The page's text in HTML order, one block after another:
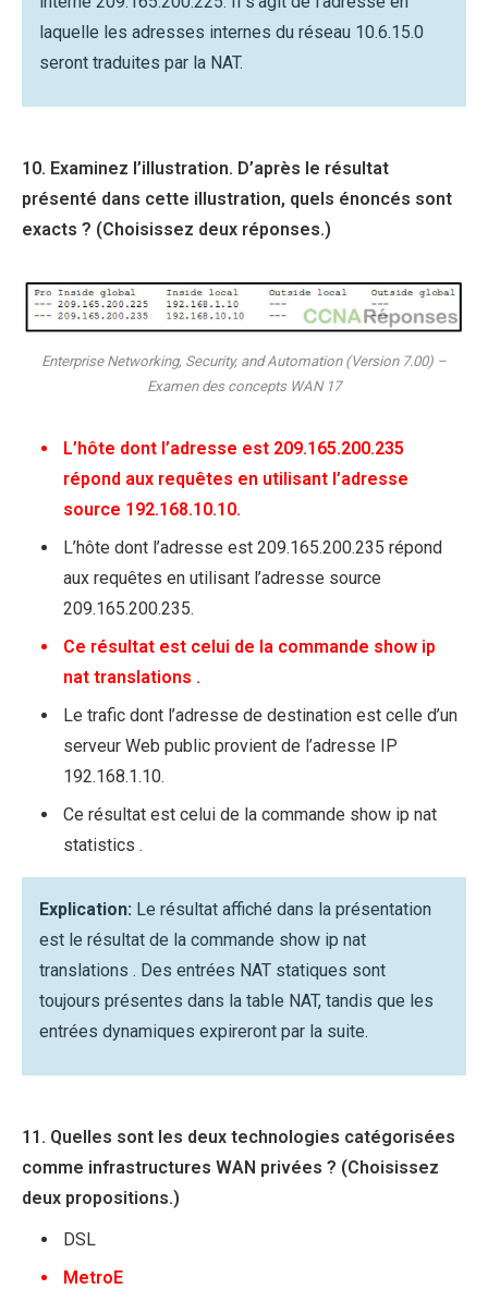
laquelle les adresses internes du réseau 10.6.15.0
seront traduites par la NAT.
10. Examinez l’illustration. D’après le résultat
présenté dans cette illustration, quels énoncés sont
exacts ? (Choisissez deux réponses.)
Enterprise Networking, Security, and Automation (Version 7.00) –
Examen des concepts WAN 17
L’hôte dont l’adresse est 209.165.200.235
répond aux requêtes en utilisant l’adresse
source 192.168.10.10.
L’hôte dont l’adresse est 209.165.200.235 répond
aux requêtes en utilisant l’adresse source
209.165.200.235.
Ce résultat est celui de la commande show ip
nat translations .
Le trafic dont l’adresse de destination est celle d’un
serveur Web public provient de l’adresse IP
192.168.1.10.
Ce résultat est celui de la commande show ip nat
statistics .
Explication: Le résultat affiché dans la présentation
est le résultat de la commande show ip nat
translations . Des entrées NAT statiques sont
toujours présentes dans la table NAT, tandis que les
entrées dynamiques expireront par la suite.
11. Quelles sont les deux technologies catégorisées
comme infrastructures WAN privées ? (Choisissez
deux propositions.)
DSL
MetroE